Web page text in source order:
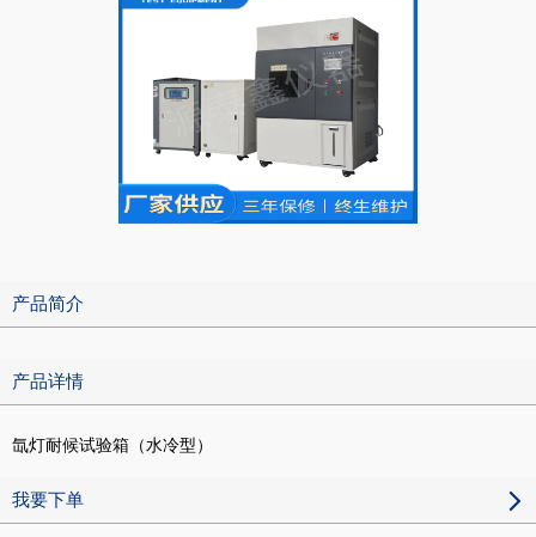
产品简介
产品详情
氙灯耐候试验箱（水冷型）
我要下单